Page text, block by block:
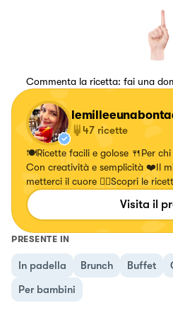
Commenta la ricetta: fai una
47 ricette
🍽Ricette facili e golose 🍴Per
Con creatività e semplicità ❤️Il
metterci il cuore 👇🏻Scopri le
Visita il
PRESENTE IN
In padella Brunch Buffet
Per bambini